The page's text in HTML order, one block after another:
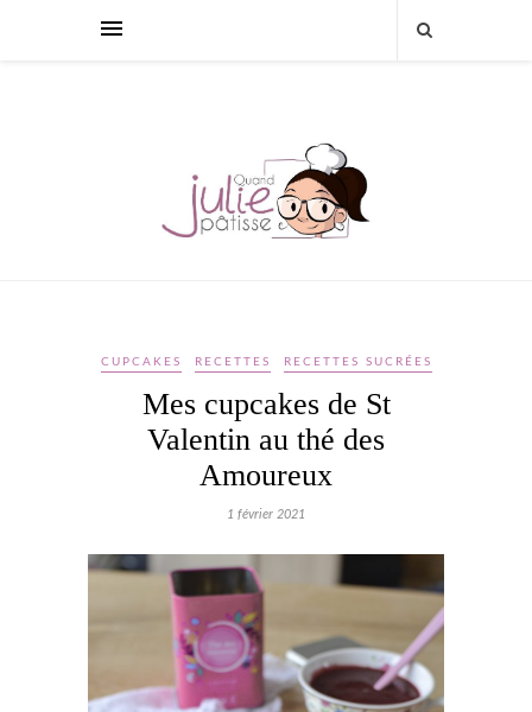
CUPCAKES RECETTES RECETTES SUCRÉES
Mes cupcakes de St
Valentin au thé des
Amoureux
1 février 2021